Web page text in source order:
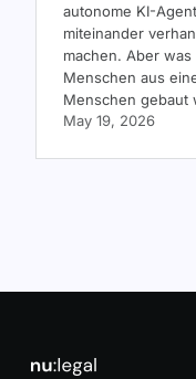
autonome KI-
miteinander
machen. Aber
Menschen aus
Menschen gebaut
May 19, 2026